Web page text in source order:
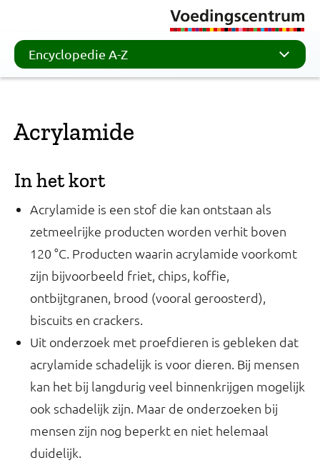
Encyclopedie A-Z
Acrylamide
In het kort
Acrylamide is een stof die kan ontstaan als
zetmeelrijke producten worden verhit boven
120 °C. Producten waarin acrylamide voorkomt
zijn bijvoorbeeld friet, chips, koffie,
ontbijtgranen, brood (vooral geroosterd),
biscuits en crackers.
Uit onderzoek met proefdieren is gebleken dat
acrylamide schadelijk is voor dieren. Bij mensen
kan het bij langdurig veel binnenkrijgen mogelijk
ook schadelijk zijn. Maar de onderzoeken bij
mensen zijn nog beperkt en niet helemaal
duidelijk.